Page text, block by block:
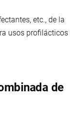
etc., de la
usos profilácticos
de